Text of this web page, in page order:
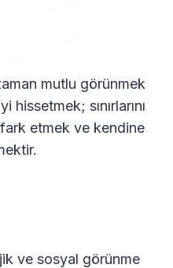
mutlu görünmek
hissetmek; sınırlarını
etmek ve kendine
ve sosyal görünme